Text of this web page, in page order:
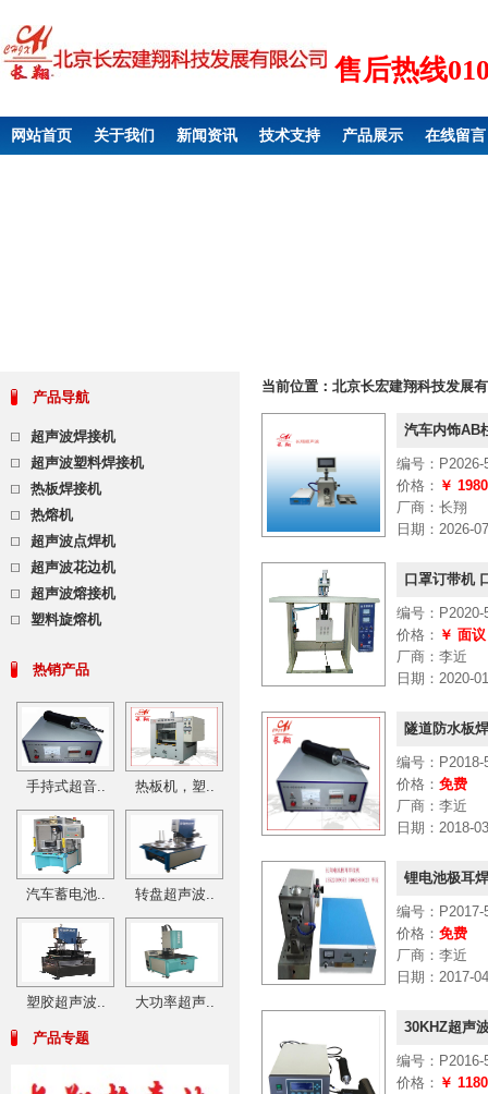
售后热线
网站首页 关于我们 新闻资讯 技术支持 产品展示 在线留言
产品导航
超声波焊接机
超声波塑料焊接机
热板焊接机
热熔机
超声波点焊机
超声波花边机
超声波熔接机
塑料旋熔机
热销产品
手持式超音.. 热板机，塑..
汽车蓄电池.. 转盘超声波..
塑胶超声波.. 大功率超声..
产品专题
当前位置： 北京长宏建翔科技发展
汽车内饰AB
编号：P2026-
价格： ￥
厂商：长翔
日期：2026-
口罩订带机
编号：P2020-
价格： ￥ 面
厂商：李近
日期：2020-
隧道防水板
编号：P2018-
价格： 免费
厂商：李近
日期：2018-
锂电池极耳
编号：P2017-
价格： 免费
厂商：李近
日期：2017-
30KHZ超声
编号：P2016-
价格： ￥